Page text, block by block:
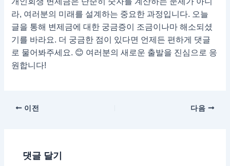
라, 여러분의 미래를 설계하는 중요한 과정입니다. 오늘
글을 통해 변제금에 대한 궁금증이 조금이나마 해소되셨
기를 바라요. 더 궁금한 점이 있다면 언제든 편하게 댓글
로 물어봐주세요. 😊 여러분의 새로운 출발을 진심으로 응
원합니다!
이전 다음
댓글 달기